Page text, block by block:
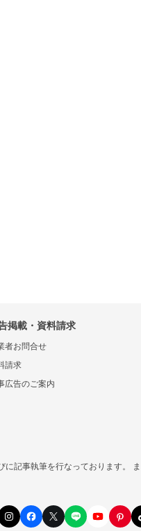
掲載・資料請求
者お問合せ
請求
広告のご案内
記事執筆を行なっております。 ま